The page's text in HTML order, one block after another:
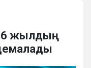
жылдың